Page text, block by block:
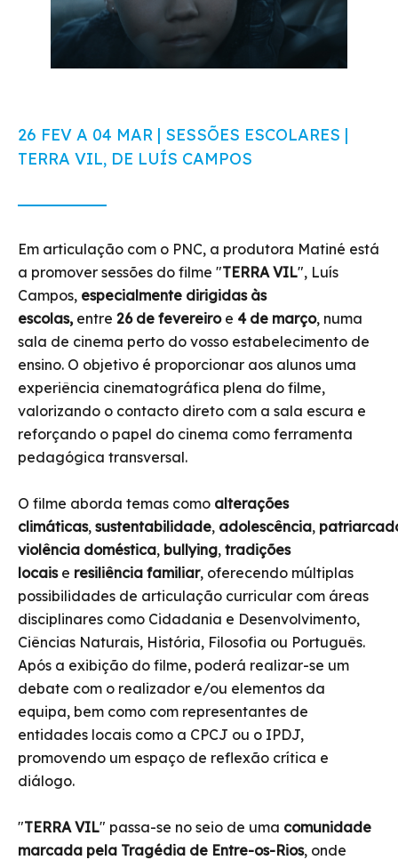
26 FEV A 04 MAR | SESSÕES ESCOLARES |
TERRA VIL, DE LUÍS CAMPOS
Em articulação com o PNC, a produtora Matiné está
a promover sessões do filme "TERRA VIL", Luís
Campos, especialmente dirigidas às
escolas, entre 26 de fevereiroe 4 de março, numa
sala de cinema perto do vosso estabelecimento de
ensino. O objetivo é proporcionar aos alunos uma
experiência cinematográfica plena do filme,
valorizando o contacto direto com a sala escura e
reforçando o papel do cinema como ferramenta
pedagógica transversal.
O filme aborda temas como alterações
climáticas, sustentabilidade, adolescência,
violência doméstica, bullying, tradições
locais e resiliência familiar, oferecendo múltiplas
possibilidades de articulação curricular com áreas
disciplinares como Cidadania e Desenvolvimento,
Ciências Naturais, História, Filosofia ou Português.
Após a exibição do filme, poderá realizar-se um
debate com o realizador e/ou elementos da
equipa, bem como com representantes de
entidades locais como a CPCJ ou o IPDJ,
promovendo um espaço de reflexão crítica e
diálogo.
"TERRA VIL" passa-se no seio de uma comunidade
marcada pela Tragédia de Entre-os-Rios, onde